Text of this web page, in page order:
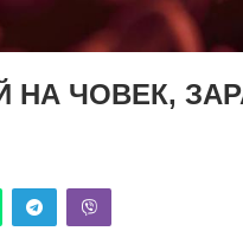
НА ЧОВЕК,